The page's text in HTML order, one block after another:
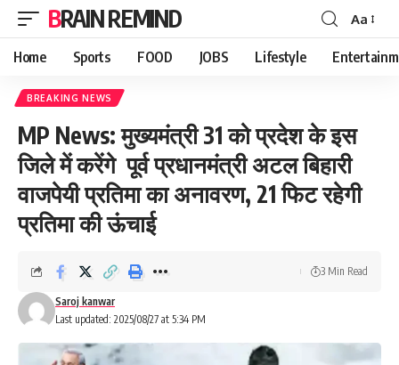
BRAIN REMIND
Font
Resizer
Aa
Home Sports FOOD JOBS Lifestyle
BREAKING NEWS
MP News: मुख्यमंत्री 31 को प्रदेश के इस
जिले में करेंगे पूर्व प्रधानमंत्री अटल बिहारी
वाजपेयी प्रतिमा का अनावरण, 21 फिट रहेगी
प्रतिमा की ऊंचाई
Last updated: 2025/08/27 at 5:34 PM
Saroj kanwar
3 Min Read